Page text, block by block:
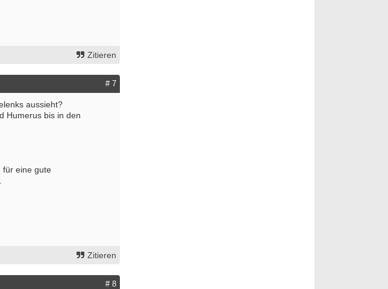
Zitieren
# 7
aussieht?
Humerus bis in den
für eine gute
Zitieren
# 8